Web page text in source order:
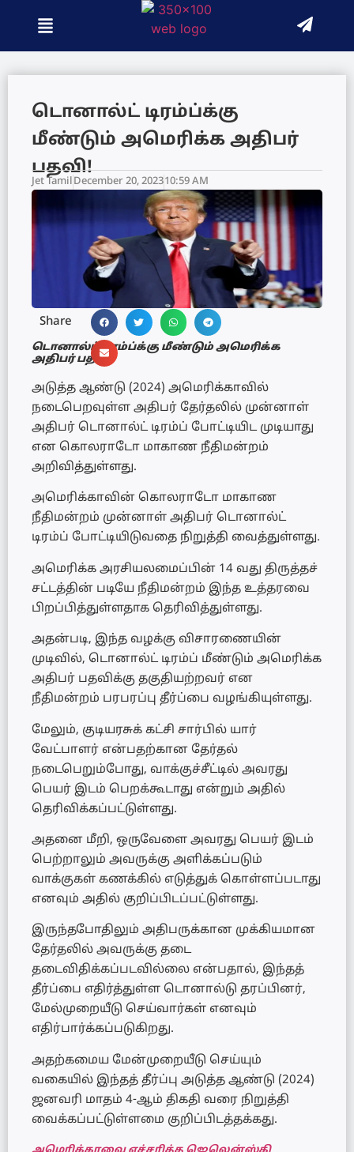
டொனால்ட் டிரம்ப்க்கு
மீண்டும் அமெரிக்க அதிபர்
பதவி!
Jet TamilDecember 20, 202310:59 AM
Share
டொனால்ட் டிரம்ப்க்கு மீண்டும் அமெரிக்க
அதிபர் பதவி
அடுத்த ஆண்டு (2024) அமெரிக்காவில்
நடைபெறவுள்ள அதிபர் தேர்தலில் முன்னாள்
அதிபர் டொனால்ட் டிரம்ப் போட்டியிட முடியாது
என கொலராடோ மாகாண நீதிமன்றம்
அறிவித்துள்ளது.
அமெரிக்காவின் கொலராடோ மாகாண
நீதிமன்றம் முன்னாள் அதிபர் டொனால்ட்
டிரம்ப் போட்டியிடுவதை நிறுத்தி வைத்துள்ளது.
அமெரிக்க அரசியலமைப்பின் 14 வது திருத்தச்
சட்டத்தின் படியே நீதிமன்றம் இந்த உத்தரவை
பிறப்பித்துள்ளதாக தெரிவித்துள்ளது.
அதன்படி, இந்த வழக்கு விசாரணையின்
முடிவில், டொனால்ட் டிரம்ப் மீண்டும் அமெரிக்க
அதிபர் பதவிக்கு தகுதியற்றவர் என
நீதிமன்றம் பரபரப்பு தீர்ப்பை வழங்கியுள்ளது.
மேலும், குடியரசுக் கட்சி சார்பில் யார்
வேட்பாளர் என்பதற்கான தேர்தல்
நடைபெறும்போது, வாக்குச்சீட்டில் அவரது
பெயர் இடம் பெறக்கூடாது என்றும் அதில்
தெரிவிக்கப்பட்டுள்ளது.
அதனை மீறி, ஒருவேளை அவரது பெயர் இடம்
பெற்றாலும் அவருக்கு அளிக்கப்படும்
வாக்குகள் கணக்கில் எடுத்துக் கொள்ளப்படாது
எனவும் அதில் குறிப்பிடப்பட்டுள்ளது.
இருந்தபோதிலும் அதிபருக்கான முக்கியமான
தேர்தலில் அவருக்கு தடை
தடைவிதிக்கப்படவில்லை என்பதால், இந்தத்
தீர்ப்பை எதிர்த்துள்ள டொனால்டு தரப்பினர்,
மேல்முறையீடு செய்வார்கள் எனவும்
எதிர்பார்க்கப்படுகிறது.
அதற்கமைய மேன்முறையீடு செய்யும்
வகையில் இந்தத் தீர்ப்பு அடுத்த ஆண்டு (2024)
ஜனவரி மாதம் 4-ஆம் திகதி வரை நிறுத்தி
வைக்கப்பட்டுள்ளமை குறிப்பிடத்தக்கது.